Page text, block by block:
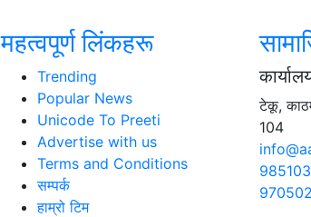
महत्वपूर्ण लिंकहरू
Trending
Popular News
Unicode To Preeti
Advertise with us
Terms and Conditions
सम्पर्क
हाम्रो टिम
टेकू,
104